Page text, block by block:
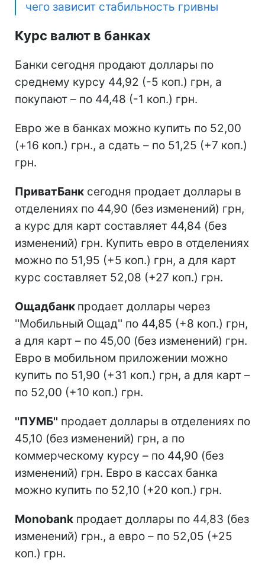
чего зависит стабильность гривны
Курс валют в банках
Банки сегодня продают доллары по
среднему курсу 44,92 (-5 коп.) грн, а
покупают – по 44,48 (-1 коп.) грн.
Евро же в банках можно купить по 52,00
(+16 коп.) грн., а сдать – по 51,25 (+7 коп.)
грн.
ПриватБанк сегодня продает доллары в
отделениях по 44,90 (без изменений) грн,
а курс для карт составляет 44,84 (без
изменений) грн. Купить евро в отделениях
можно по 51,95 (+5 коп.) грн, а для карт
курс составляет 52,08 (+27 коп.) грн.
Ощадбанк продает доллары через
''Мобильный Ощад'' по 44,85 (+8 коп.) грн,
а для карт – по 45,00 (без изменений) грн.
Евро в мобильном приложении можно
купить по 51,90 (+31 коп.) грн, а для карт –
по 52,00 (+10 коп.) грн.
''ПУМБ'' продает доллары в отделениях по
45,10 (без изменений) грн, а по
коммерческому курсу – по 44,90 (без
изменений) грн. Евро в кассах банка
можно купить по 52,10 (+20 коп.) грн.
Monobank продает доллары по 44,83 (без
изменений) грн., а евро – по 52,05 (+25
коп.) грн.